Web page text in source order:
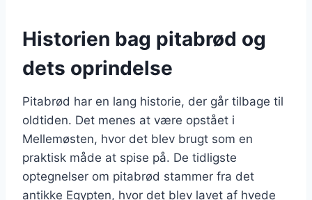
Historien bag pitabrød og
dets oprindelse
Pitabrød har en lang historie, der går tilbage til
oldtiden. Det menes at være opstået i
Mellemøsten, hvor det blev brugt som en
praktisk måde at spise på. De tidligste
optegnelser om pitabrød stammer fra det
antikke Egypten, hvor det blev lavet af hvede